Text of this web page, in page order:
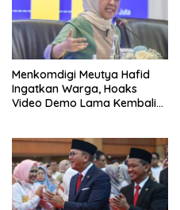
Menkomdigi Meutya Hafid
Ingatkan Warga, Hoaks
Video Demo Lama Kembali